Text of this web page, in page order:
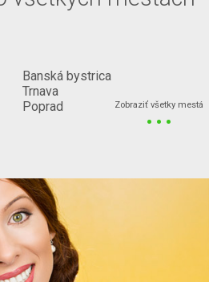
Banská bystrica
Trnava
Poprad
Zobraziť všetky mestá
...